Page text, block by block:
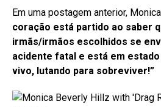
Em uma postagem anterior,
coração está partido ao saber
irmãs/irmãos escolhidos se
acidente fatal e está em
vivo, lutando para sobreviver!”